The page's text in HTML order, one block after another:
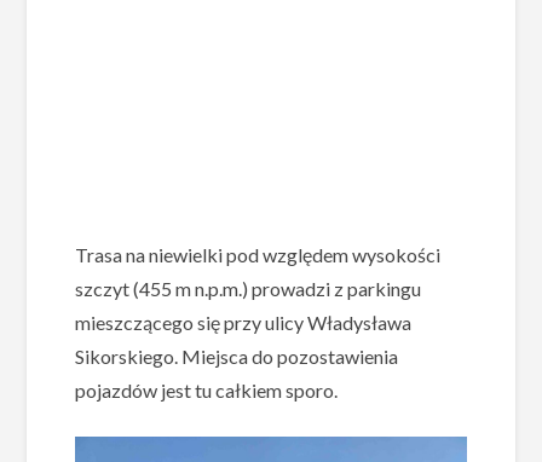
Trasa na niewielki pod względem wysokości
szczyt (455 m n.p.m.) prowadzi z parkingu
mieszczącego się przy ulicy Władysława
Sikorskiego. Miejsca do pozostawienia
pojazdów jest tu całkiem sporo.